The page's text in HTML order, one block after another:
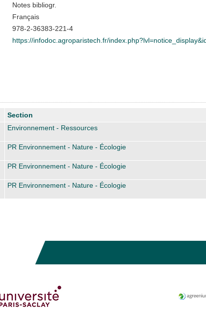
Notes bibliogr.
Français
978-2-36383-221-4
https://infodoc.agroparistech.fr/
Section
Environnement - Ressources
PR Environnement - Nature - Écologie
PR Environnement - Nature - Écologie
PR Environnement - Nature - Écologie